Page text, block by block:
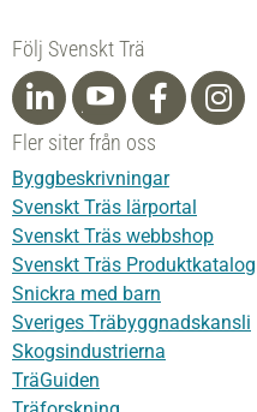
Följ Svenskt Trä
Fler siter från oss
Byggbeskrivningar
Svenskt Träs lärportal
Svenskt Träs webbshop
Svenskt Träs Produktkatalog
Snickra med barn
Sveriges Träbyggnadskansli
Skogsindustrierna
TräGuiden